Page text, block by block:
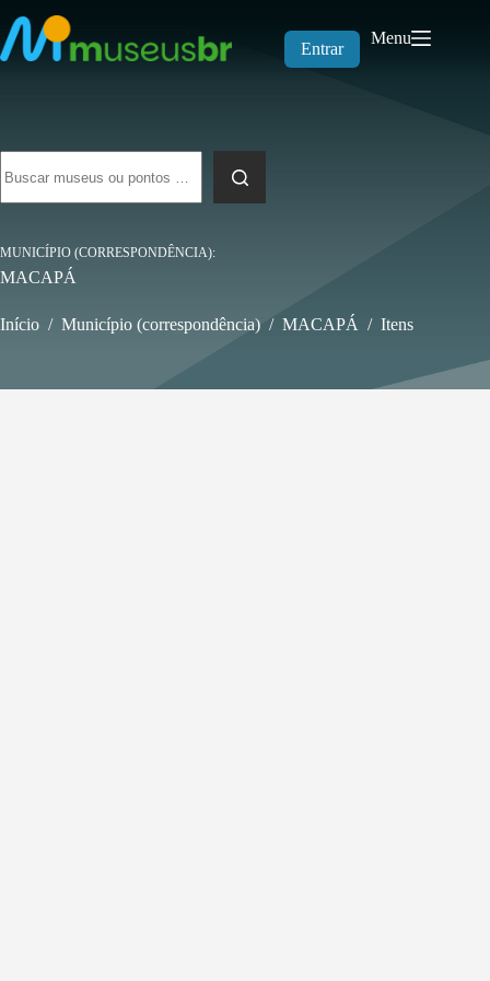
para
o
conteúdo
Entrar
Menu
resultados
MUNICÍPIO (CORRESPONDÊNCIA)
MACAPÁ
Início / Município (correspondência) / MACAPÁ / Itens